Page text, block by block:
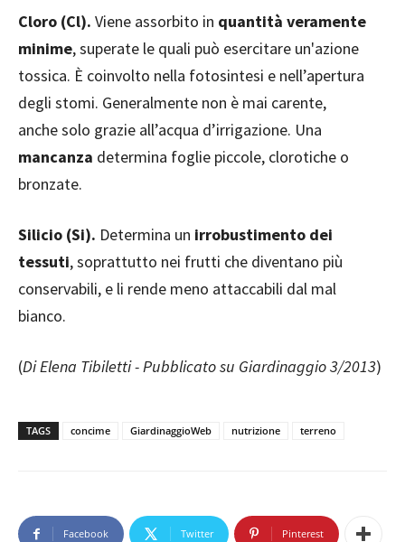
Cloro (Cl). Viene assorbito in quantità veramente
minime, superate le quali può esercitare un'azione
tossica. È coinvolto nella fotosintesi e nell’apertura
degli stomi. Generalmente non è mai carente,
anche solo grazie all’acqua d’irrigazione. Una
mancanza determina foglie piccole, clorotiche o
bronzate.
Silicio (Si). Determina un irrobustimento dei
tessuti, soprattutto nei frutti che diventano più
conservabili, e li rende meno attaccabili dal mal
bianco.
(Di Elena Tibiletti - Pubblicato su Giardinaggio 3/2013)
TAGS concime GiardinaggioWeb nutrizione terreno
Facebook Twitter Pinterest